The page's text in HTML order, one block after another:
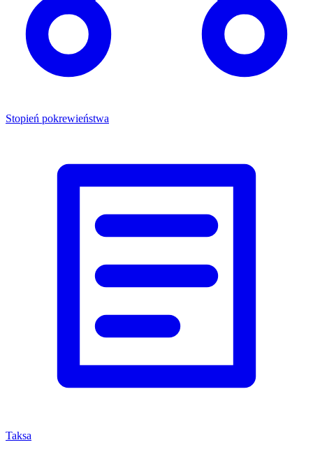
Stopień pokrewieństwa
Taksa